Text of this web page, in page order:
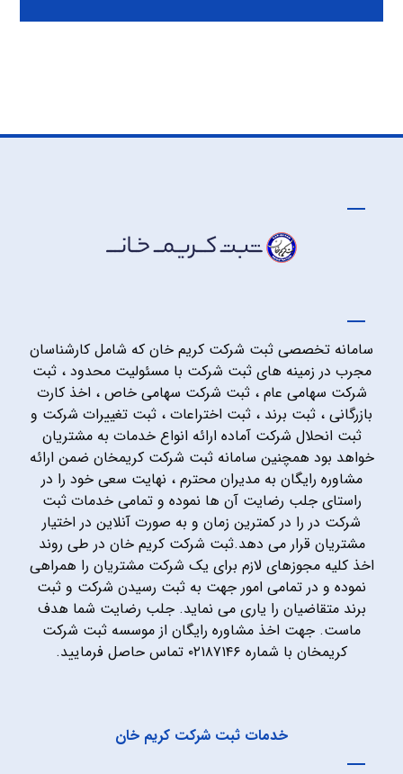
سامانه تخصصی ثبت شرکت کریم خان که شامل کارشناسان
مجرب در زمینه های ثبت شرکت با مسئولیت محدود ، ثبت
شرکت سهامی عام ، ثبت شرکت سهامی خاص ، اخذ کارت
بازرگانی ، ثبت برند ، ثبت اختراعات ، ثبت تغییرات شرکت و
ثبت انحلال شرکت آماده ارائه انواع خدمات به مشتریان
خواهد بود همچنین سامانه ثبت شرکت کریمخان ضمن ارائه
مشاوره رایگان به مدیران محترم ، نهایت سعی خود را در
راستای جلب رضایت آن ها نموده و تمامی خدمات ثبت
شرکت در را در کمترین زمان و به صورت آنلاین در اختیار
مشتریان قرار می دهد.ثبت شرکت کریم خان در طی روند
اخذ کلیه مجوزهای لازم برای یک شرکت مشتریان را همراهی
نموده و در تمامی امور جهت به ثبت رسیدن شرکت و ثبت
برند متقاضیان را یاری می نماید. جلب رضایت شما هدف
ماست. جهت اخذ مشاوره رایگان از موسسه ثبت شرکت
کریمخان با شماره ۰۲۱۸۷۱۴۶ تماس حاصل فرمایید.
خدمات ثبت شرکت کریم خان